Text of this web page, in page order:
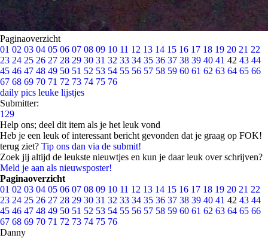
Paginaoverzicht
01 02 03 04 05 06 07 08 09 10 11 12 13 14 15 16 17 18 19 20 21 22
23 24 25 26 27 28 29 30 31 32 33 34 35 36 37 38 39 40 41 42 43 44
45 46 47 48 49 50 51 52 53 54 55 56 57 58 59 60 61 62 63 64 65 66
67 68 69 70 71 72 73 74 75 76
daily pics leuke lijstjes
Submitter:
129
Help ons; deel dit item als je het leuk vond
Heb je een leuk of interessant bericht gevonden dat je graag op FOK!
terug ziet? Tip ons dan via de submit!
Zoek jij altijd de leukste nieuwtjes en kun je daar leuk over schrijven?
Meld je aan als nieuwsposter!
Paginaoverzicht
01 02 03 04 05 06 07 08 09 10 11 12 13 14 15 16 17 18 19 20 21 22
23 24 25 26 27 28 29 30 31 32 33 34 35 36 37 38 39 40 41 42 43 44
45 46 47 48 49 50 51 52 53 54 55 56 57 58 59 60 61 62 63 64 65 66
67 68 69 70 71 72 73 74 75 76
Danny